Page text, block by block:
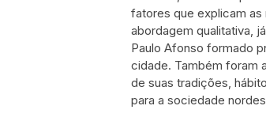
fatores que explicam
abordagem qualitativa,
Paulo Afonso formado
cidade. Também foram
de suas tradições,
para a sociedade